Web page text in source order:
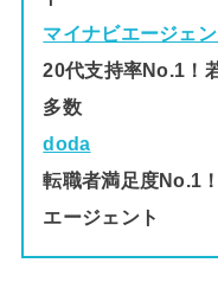
マイナビエージェン
20代支持率No.1！
多数
doda
転職者満足度No.1
エージェント